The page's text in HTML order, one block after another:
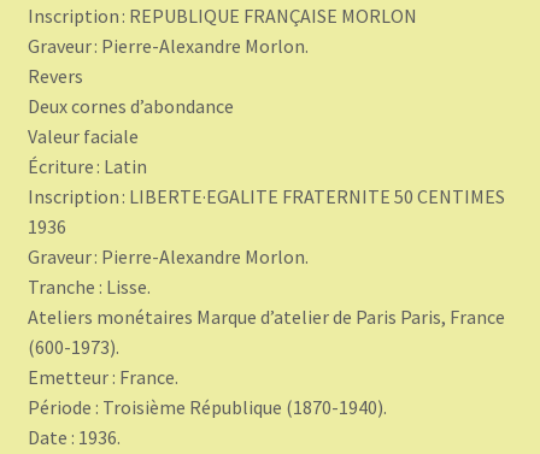
Inscription : REPUBLIQUE FRANÇAISE MORLON
Graveur : Pierre-Alexandre Morlon.
Revers
Deux cornes d’abondance
Valeur faciale
Écriture : Latin
Inscription : LIBERTE·EGALITE FRATERNITE 50 CENTIMES
1936
Graveur : Pierre-Alexandre Morlon.
Tranche : Lisse.
Ateliers monétaires Marque d’atelier de Paris Paris, France
(600-1973).
Emetteur : France.
Période : Troisième République (1870-1940).
Date : 1936.